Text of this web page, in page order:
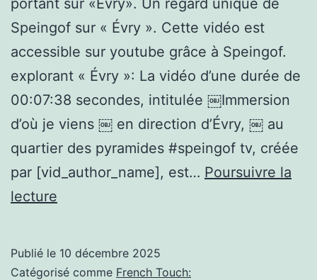
Speingof sur « Évry ». Cette vidéo est
accessible sur youtube grâce à Speingof.
explorant « Évry »: La vidéo d’une durée de
00:07:38 secondes, intitulée ￼Immersion
d’où je viens ￼ en direction d’Évry, ￼ au
quartier des pyramides #speingof tv, créée
par [vid_author_name], est… Poursuivre la
lecture
d’où
Publié le 10 décembre 2025
Catégorisé comme French Touch: